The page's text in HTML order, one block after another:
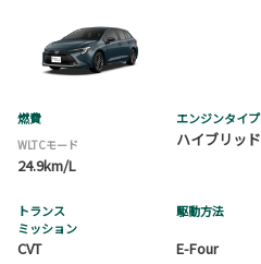
燃費
WLTCモード
24.9km/L
エンジンタイプ
ハイブリッド
トランス
ミッション
CVT
駆動方法
E-Four